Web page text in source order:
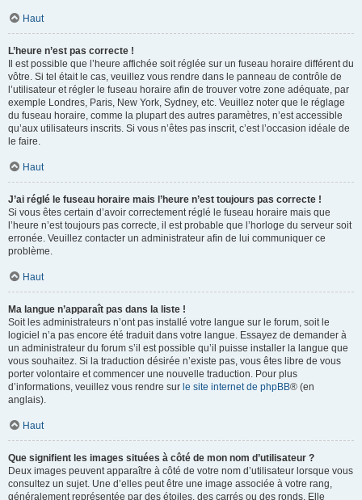
Haut
L’heure n’est pas correcte !
Il est possible que l’heure affichée soit réglée sur un fuseau horaire différent du
vôtre. Si tel était le cas, veuillez vous rendre dans le panneau de contrôle de
l’utilisateur et régler le fuseau horaire afin de trouver votre zone adéquate, par
exemple Londres, Paris, New York, Sydney, etc. Veuillez noter que le réglage
du fuseau horaire, comme la plupart des autres paramètres, n’est accessible
qu’aux utilisateurs inscrits. Si vous n’êtes pas inscrit, c’est l’occasion idéale de
le faire.
Haut
J’ai réglé le fuseau horaire mais l’heure n’est toujours pas correcte !
Si vous êtes certain d’avoir correctement réglé le fuseau horaire mais que
l’heure n’est toujours pas correcte, il est probable que l’horloge du serveur soit
erronée. Veuillez contacter un administrateur afin de lui communiquer ce
problème.
Haut
Ma langue n’apparaît pas dans la liste !
Soit les administrateurs n’ont pas installé votre langue sur le forum, soit le
logiciel n’a pas encore été traduit dans votre langue. Essayez de demander à
un administrateur du forum s’il est possible qu’il puisse installer la langue que
vous souhaitez. Si la traduction désirée n’existe pas, vous êtes libre de vous
porter volontaire et commencer une nouvelle traduction. Pour plus
d’informations, veuillez vous rendre sur le site internet de phpBB® (en
anglais).
Haut
Que signifient les images situées à côté de mon nom d’utilisateur ?
Deux images peuvent apparaître à côté de votre nom d’utilisateur lorsque vous
consultez un sujet. Une d’elles peut être une image associée à votre rang,
généralement représentée par des étoiles, des carrés ou des ronds. Elle